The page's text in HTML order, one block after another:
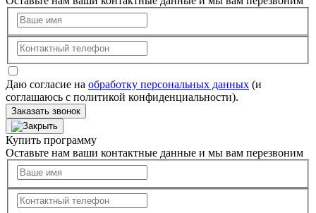
Даю согласие на обработку персональных данных (и
соглашаюсь с политикой конфиденциальности).
Заказать звонок
Купить программу
Оставьте нам ваши контактные данные и мы вам перезвоним